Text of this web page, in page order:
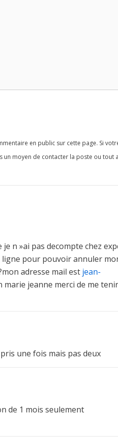
en public sur cette page. Si
un moyen de contacter la poste ou tout
n »ai pas decompte chez
ligne pour pouvoir annuler
adresse mail est jean-
jeanne merci de me tenir
une fois mais pas deux
de 1 mois seulement